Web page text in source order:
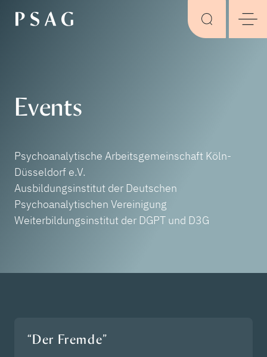
Events
Psychoanalytische Arbeitsgemeinschaft Köln-
Düsseldorf e.V.
Ausbildungsinstitut der Deutschen
Psychoanalytischen Vereinigung
Weiterbildungsinstitut der DGPT und D3G
“Der Fremde”